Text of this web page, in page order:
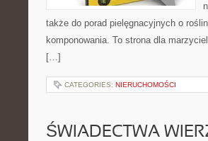
także do porad pielęgnacyjnych o
komponowania. To strona dla
[…]
CATEGORIES: NIERUCHOMOŚCI
ŚWIADECTWA